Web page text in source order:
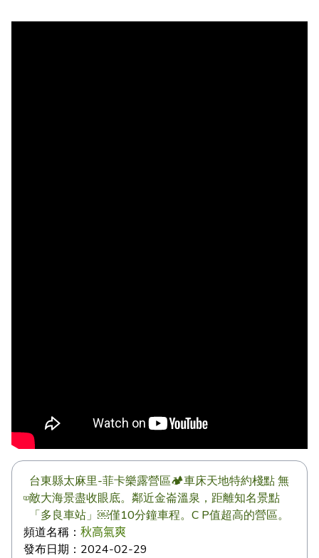
台東縣太麻里-菲卡樂露營區🏕️車床天地特約棧點 無
敵大海景盡收眼底。鄰近金崙溫泉，距離知名景點
「多良車站」￼僅10分鐘車程。C P值超高的營區。
頻道名稱： 秋高氣爽
發布日期： 2024-02-29